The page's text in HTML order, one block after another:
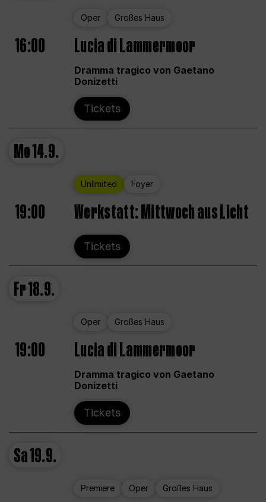
Oper Großes Haus
16:00 Lucia di Lammermoor
Dramma tragico von Gaetano
Donizetti
Tickets
Mo14.9.
Unlimited Foyer
19:00 Werkstatt: Mittwoch aus Licht
Tickets
Fr18.9.
Oper Großes Haus
19:00 Lucia di Lammermoor
Dramma tragico von Gaetano
Donizetti
Tickets
Sa19.9.
Premiere Oper Großes Haus